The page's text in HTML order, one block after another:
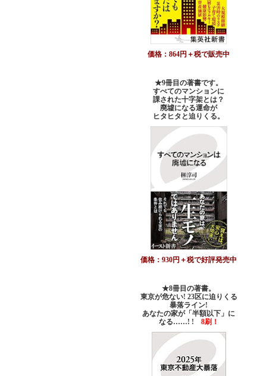
価格：864円＋税で販売中
★9冊目の著書です。
すべてのマンションに
課された十字架とは？
廃墟になる運命が
ヒタヒタと迫りくる。
価格：930円＋税で好評発売中
★8冊目の著書。
東京が危ない! 23区に迫りくる
暴落ライン!
あなたの家が「半額以下」に
なる……! ! 8刷！